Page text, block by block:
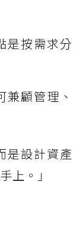
是按需求分
顧管理、
是設計資產
上。」